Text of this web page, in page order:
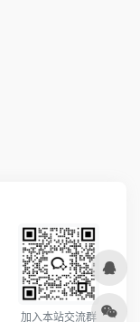
加入本站交流群